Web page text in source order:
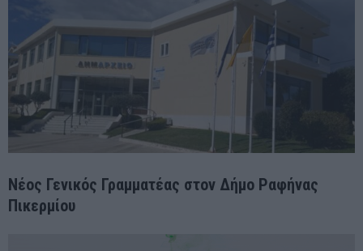
Νέος Γενικός Γραμματέας στον Δήμο Ραφήνας
Πικερμίου